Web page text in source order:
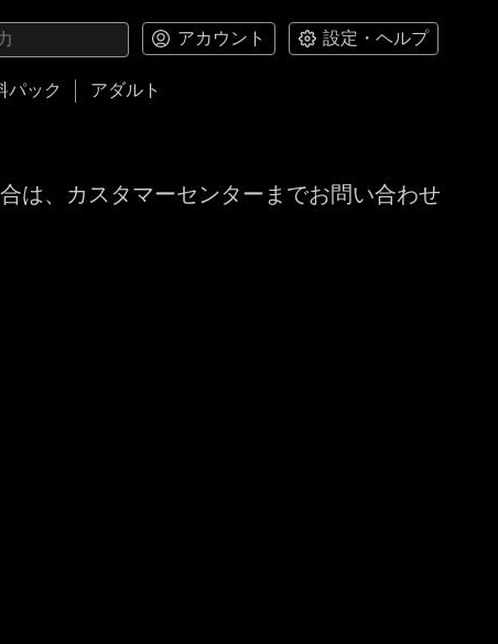
アカウント 設定・ヘルプ
パック アダルト
は、カスタマーセンターまでお問い合わせ